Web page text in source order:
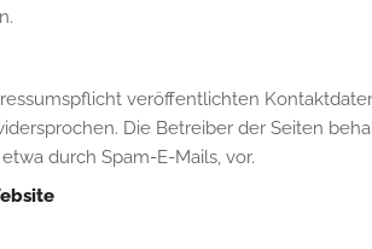
veröffentlichten
Die Betreiber der Seiten
durch Spam-E-Mails, vor.